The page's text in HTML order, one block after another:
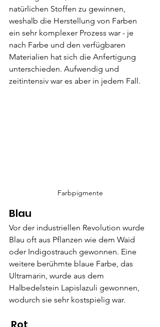
natürlichen Stoffen zu gewinnen,
weshalb die Herstellung von Farben
ein sehr komplexer Prozess war - je
nach Farbe und den verfügbaren
Materialien hat sich die Anfertigung
unterschieden. Aufwendig und
zeitintensiv war es aber in jedem Fall.
Farbpigmente
Blau
Vor der industriellen Revolution wurde
Blau oft aus Pflanzen wie dem Waid
oder Indigostrauch gewonnen. Eine
weitere berühmte blaue Farbe, das
Ultramarin, wurde aus dem
Halbedelstein Lapislazuli gewonnen,
wodurch sie sehr kostspielig war.